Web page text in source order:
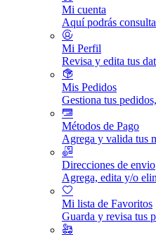
Mi cuenta
Aquí podrás
Mi Perfil
Revisa y edita tus
Mis Pedidos
Gestiona tus
Métodos de Pago
Agrega y valida tus
Direcciones de envio
Agrega, edita y/o
Mi lista de Favoritos
Guarda y revisa tus